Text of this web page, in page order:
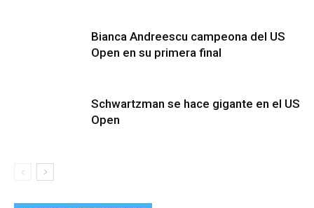
Bianca Andreescu campeona del US
Open en su primera final
Schwartzman se hace gigante en el US
Open